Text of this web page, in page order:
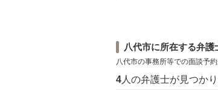
八代市に所在する弁護
八代市の事務所等での面談予約
4 人の弁護士が見つか